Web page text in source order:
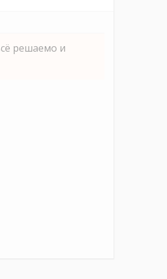
решаемо и